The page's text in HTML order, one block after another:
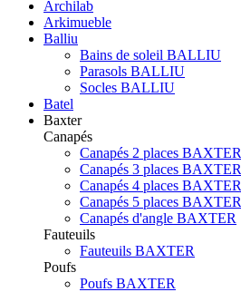
Archilab
Arkimueble
Balliu
Bains de soleil BALLIU
Parasols BALLIU
Socles BALLIU
Batel
Baxter
Canapés
Canapés 2 places BAXTER
Canapés 3 places BAXTER
Canapés 4 places BAXTER
Canapés 5 places BAXTER
Canapés d'angle BAXTER
Fauteuils
Fauteuils BAXTER
Poufs
Poufs BAXTER